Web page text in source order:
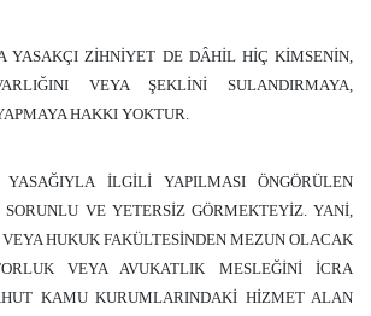
YASAKÇI ZİHNİYET DE DÂHİL HİÇ KİMSENİN,
VEYA ŞEKLİNİ SULANDIRMAYA,
HAKKI YOKTUR.
YASAĞIYLA İLGİLİ YAPILMASI ÖNGÖRÜLEN
SORUNLU VE YETERSİZ GÖRMEKTEYİZ. YANİ,
HUKUK FAKÜLTESİNDEN MEZUN OLACAK
VEYA AVUKATLIK MESLEĞİNİ İCRA
KAMU KURUMLARINDAKİ HİZMET ALAN